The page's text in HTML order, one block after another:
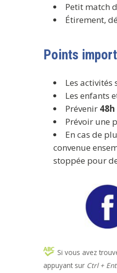
Petit match
Étirement,
Points
Les activités
Les enfants
Prévenir 48h
Prévoir une
En cas de
convenue
stoppée pour
Si vous avez
appuyant sur Ctrl +